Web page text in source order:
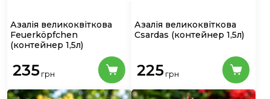
Азалія великоквіткова
Feuerköpfchen
(контейнер 1,5л)
235 грн
Азалія великоквіткова
Csardas (контейнер 1,5л)
225 грн